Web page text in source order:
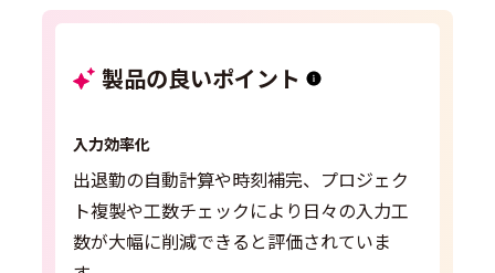
製品の良いポイント
入力効率化
出退勤の自動計算や時刻補完、プロジェク
ト複製や工数チェックにより日々の入力工
数が大幅に削減できると評価されていま